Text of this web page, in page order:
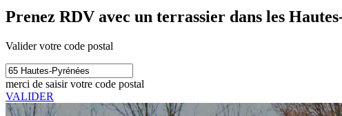
Prenez RDV avec un terrassier dans les
Valider votre code postal
merci de saisir votre code postal
VALIDER